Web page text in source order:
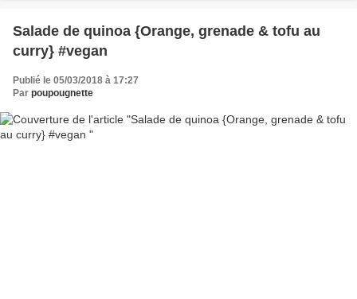
Salade de quinoa {Orange, grenade & tofu au
curry} #vegan
Publié le 05/03/2018 à 17:27
Par poupougnette